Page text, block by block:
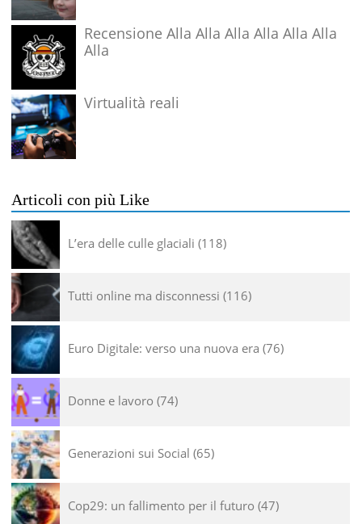
Recensione Alla Alla Alla Alla Alla Alla
Alla
Virtualità reali
Articoli con più Like
L’era delle culle glaciali 118
Tutti online ma disconnessi 116
Euro Digitale: verso una nuova era 76
Donne e lavoro 74
Generazioni sui Social 65
Cop29: un fallimento per il futuro 47